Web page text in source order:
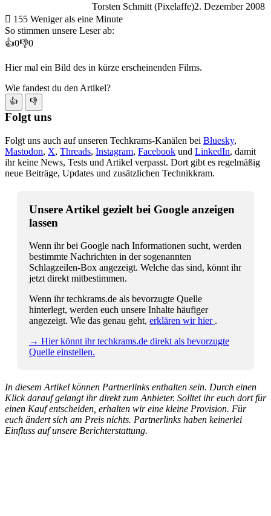
Torsten Schmitt (Pixelaffe)2. Dezember 2008
155 Weniger als eine Minute
So stimmen unsere Leser ab:
👍0👎0
Hier mal ein Bild des in kürze erscheinenden Films.
Wie fandest du den Artikel?
👍 👎
Folgt uns
Folgt uns auch auf unseren Techkrams-Kanälen bei Bluesky,
Mastodon, X, Threads, Instagram, Facebook und LinkedIn, damit
ihr keine News, Tests und Artikel verpasst. Dort gibt es regelmäßig
neue Beiträge, Updates und zusätzlichen Technikkram.
Unsere Artikel gezielt bei Google anzeigen
lassen
Wenn ihr bei Google nach Informationen sucht, werden
bestimmte Nachrichten in der sogenannten
Schlagzeilen-Box angezeigt. Welche das sind, könnt ihr
jetzt direkt mitbestimmen.
Wenn ihr techkrams.de als bevorzugte Quelle
hinterlegt, werden euch unsere Inhalte häufiger
angezeigt. Wie das genau geht, erklären wir hier .
→ Hier könnt ihr techkrams.de direkt als bevorzugte
Quelle einstellen.
In diesem Artikel können Partnerlinks enthalten sein. Durch einen
Klick darauf gelangt ihr direkt zum Anbieter. Solltet ihr euch dort für
einen Kauf entscheiden, erhalten wir eine kleine Provision. Für
euch ändert sich am Preis nichts. Partnerlinks haben keinerlei
Einfluss auf unsere Berichterstattung.